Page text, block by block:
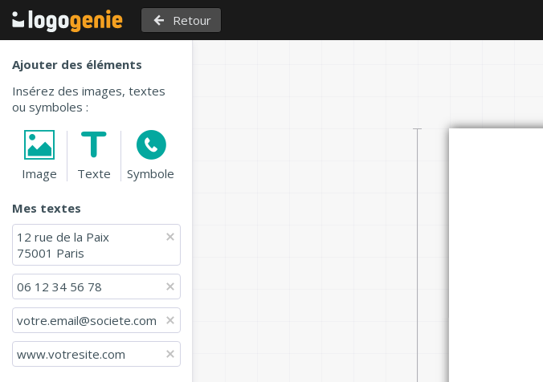
Retour
Ajouter des éléments
Insérez des images, textes
ou symboles :
Image Texte Symbole
Mes textes
12 rue de la Paix
75001 Paris
06 12 34 56 78
votre.email@societe.com
www.votresite.com